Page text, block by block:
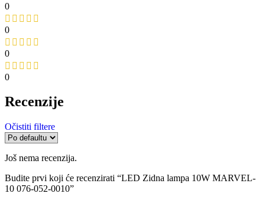
0
0
0
0
Recenzije
Očistiti filtere
Još nema recenzija.
Budite prvi koji će recenzirati “LED Zidna lampa 10W MARVEL-
10 076-052-0010”